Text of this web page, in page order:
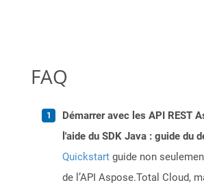
FAQ
Démarrer avec les API REST
l'aide du SDK Java : guide du
Quickstart guide non
de l’API Aspose.Total Cloud,